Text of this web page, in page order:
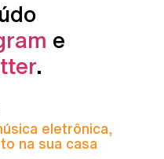
e
.
eletrônica,
na sua casa